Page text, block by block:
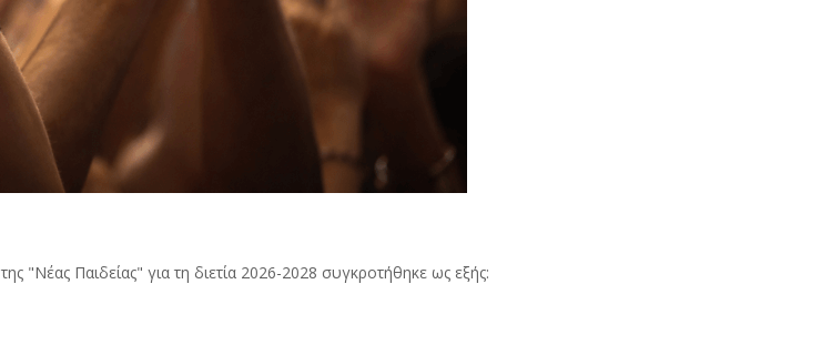
της "Νέας Παιδείας" για τη διετία 2026-2028 συγκροτήθηκε ως εξής: